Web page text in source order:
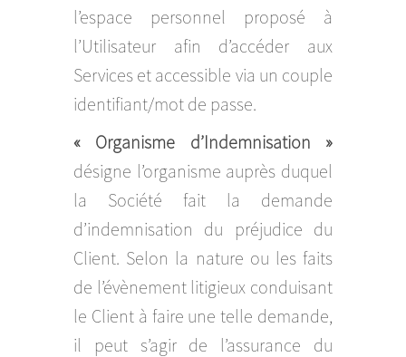
l’espace personnel proposé à
l’Utilisateur afin d’accéder aux
Services et accessible via un couple
identifiant/mot de passe.
« Organisme d’Indemnisation »
désigne l’organisme auprès duquel
la Société fait la demande
d’indemnisation du préjudice du
Client. Selon la nature ou les faits
de l’évènement litigieux conduisant
le Client à faire une telle demande,
il peut s’agir de l’assurance du